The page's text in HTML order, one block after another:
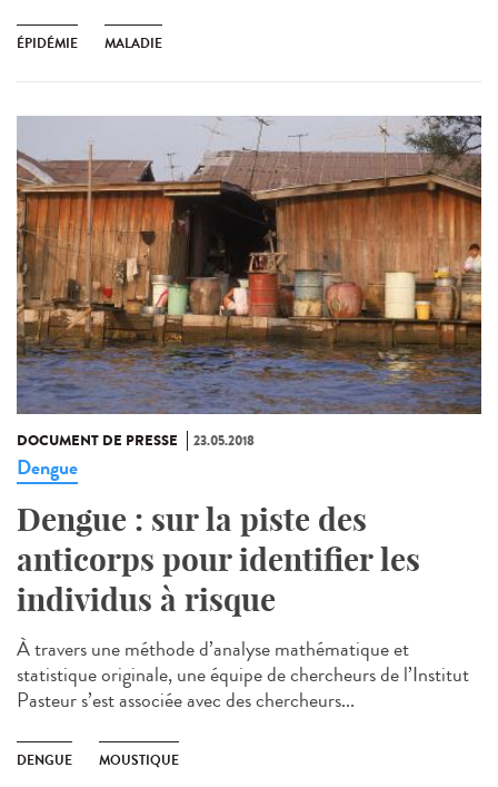
ÉPIDÉMIE MALADIE
DOCUMENT DE PRESSE 23.05.2018
Dengue
Dengue : sur la piste des
anticorps pour identifier les
individus à risque
À travers une méthode d’analyse mathématique et
statistique originale, une équipe de chercheurs de l’Institut
Pasteur s’est associée avec des chercheurs...
DENGUE MOUSTIQUE